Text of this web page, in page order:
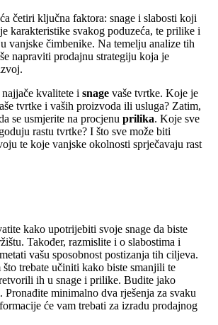
četiri ključna faktora: snage i slabosti koji
karakteristike svakog poduzeća, te prilike i
vanjske čimbenike. Na temelju analize tih
napraviti prodajnu strategiju koja je
kvalitete i snage vaše tvrtke. Koje je
tvrtke i vaših proizvoda ili usluga? Zatim,
se usmjerite na procjenu prilika. Koje sve
rastu tvrtke? I što sve može biti
te koje vanjske okolnosti sprječavaju rast
kako upotrijebiti svoje snage da biste
Također, razmislite i o slabostima i
vašu sposobnost postizanja tih ciljeva.
trebate učiniti kako biste smanjili te
ih u snage i prilike. Budite jako
minimalno dva rješenja za svaku
će vam trebati za izradu prodajnog